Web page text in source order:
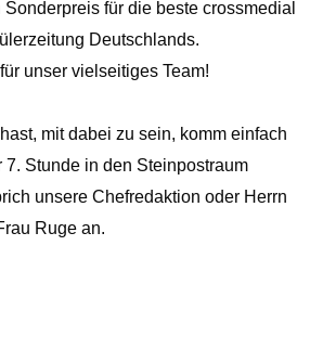
für die beste crossmedial
Deutschlands.
unser vielseitiges Team!
mit dabei zu sein, komm einfach
7. Stunde in den Steinpostraum
unsere Chefredaktion oder Herrn
Ruge an.